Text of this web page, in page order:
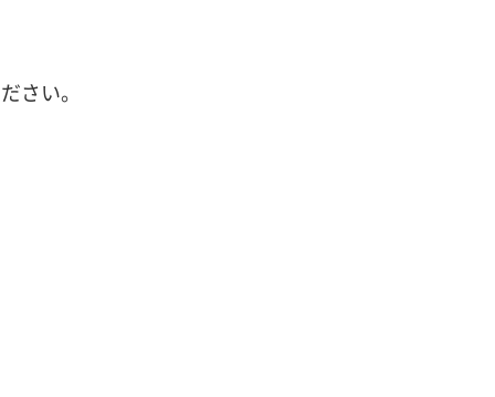
さい。